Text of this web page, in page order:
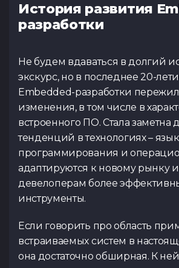
История развития
разработки
Не будем вдаваться в долгий
экскурс, но в последнее 20-
Embedded-разработки
изменения, в том числе в
встроенного ПО. Стала заметна
тенденций в технологиях –
программирования и
адаптируются к новому рынку
девелоперам более
инструменты.
Если говорить про область
встраиваемых систем в
она достаточно обширная. К